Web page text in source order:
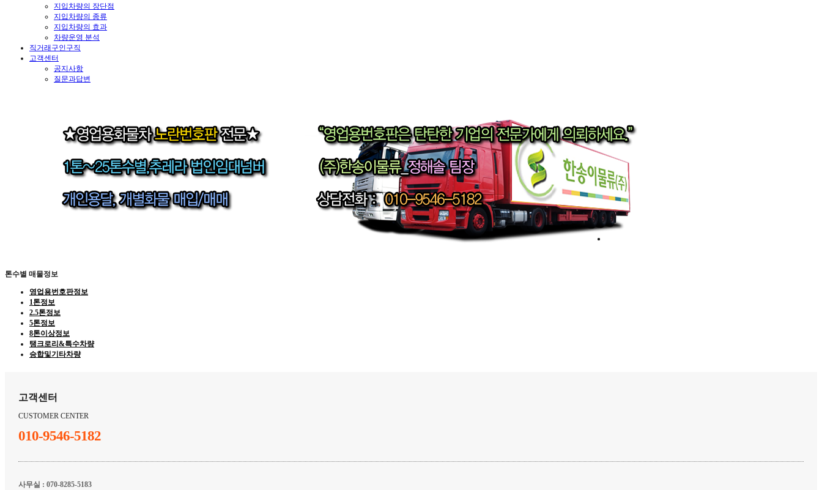
지입차량의 장단점
지입차량의 종류
지입차량의 효과
차량운영 분석
직거래구인구직
고객센터
공지사항
질문과답변
톤수별 매물정보
영업용번호판정보
1톤정보
2.5톤정보
5톤정보
8톤이상정보
탱크로리&특수차량
승합및기타차량
고객센터
CUSTOMER CENTER
010-9546-5182
사무실 : 070-8285-5183